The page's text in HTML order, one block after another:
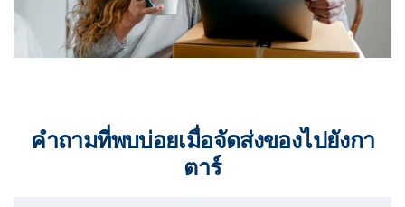
คำถามที่พบบ่อยเมื่อจัดส่งของไปยังกา
ตาร์